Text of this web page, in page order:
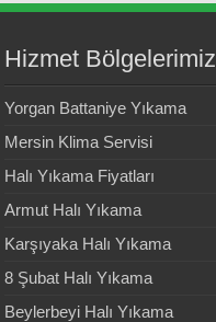
Hizmet Bölgelerimiz
Yorgan Battaniye Yıkama
Mersin Klima Servisi
Halı Yıkama Fiyatları
Armut Halı Yıkama
Karşıyaka Halı Yıkama
8 Şubat Halı Yıkama
Beylerbeyi Halı Yıkama